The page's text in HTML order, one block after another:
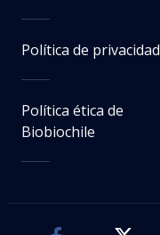
Política de privacidad
Política ética de
Biobiochile